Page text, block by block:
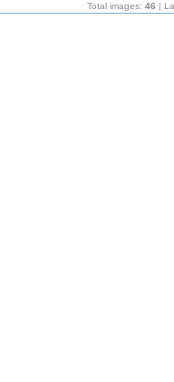
Total images: 46 |